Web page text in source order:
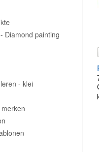
Diamond painting
- klei